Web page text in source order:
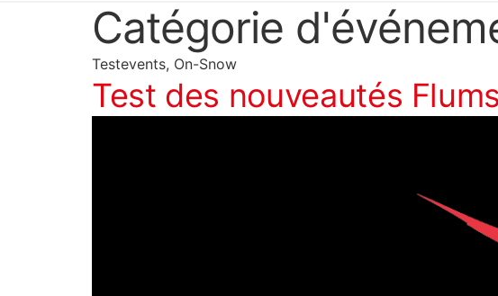
Catégorie
Testevents, On-Snow
Test des nouveautés